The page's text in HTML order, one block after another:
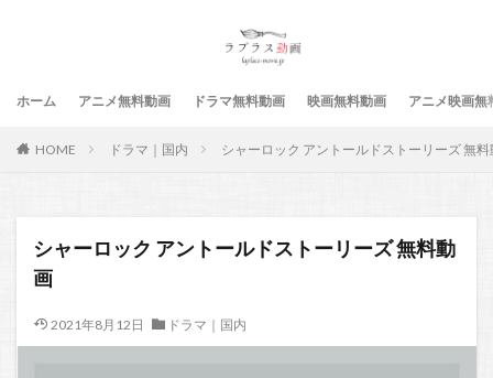
ホーム アニメ無料動画 ドラマ無料動画 映画無料動画 アニメ映画無
HOME ドラマ｜国内 シャーロック アントールドストーリーズ 無料
シャーロック アントールドストーリーズ 無料動
画
2021年8月12日 ドラマ｜国内